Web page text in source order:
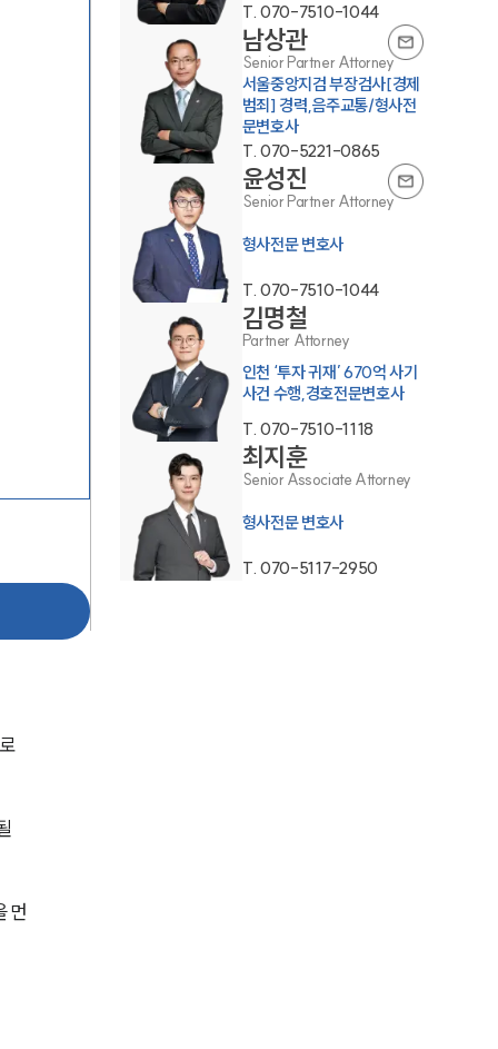
그룹소개
그룹소개
대륜의 강점
오시는 길
글로벌 파트너 로펌
고객의 소리
통합검색
AI대륜
먼
T. 070-7510-1044
남상관
Senior Partner Attorney
서울중앙지검 부장검사[경제
범죄] 경력,음주교통/형사전
문변호사
T. 070-5221-0865
윤성진
Senior Partner Attorney
형사전문 변호사
T. 070-7510-1044
김명철
Partner Attorney
인천 ‘투자 귀재’ 670억 사기
사건 수행,경호전문변호사
T. 070-7510-1118
최지훈
Senior Associate Attorney
형사전문 변호사
T. 070-5117-2950